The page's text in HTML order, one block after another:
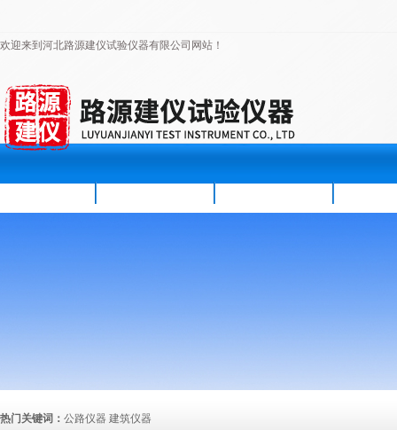
欢迎来到河北路源建仪试验仪器有限公司网站！
热门关键词： 公路仪器 建筑仪器